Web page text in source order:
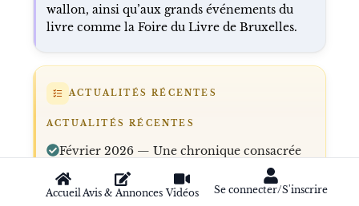
AccueilAvis & Annonces Vidéos Se connecter/S'inscrire
wallon, ainsi qu’aux grands événements du
livre comme la Foire du Livre de Bruxelles.
ACTUALITÉS RÉCENTES
ACTUALITÉS RÉCENTES
Février 2026 — Une chronique consacrée
à la violence bourgeoise en littérature est
signalée dans Frustration Magazine .